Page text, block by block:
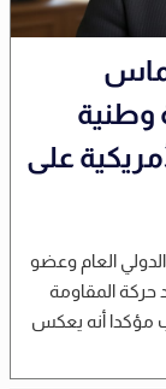
على
العام وعضو
حركة المقاومة
مؤكدا أنه يعكس